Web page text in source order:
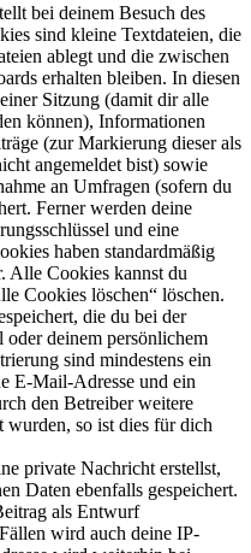
bei deinem Besuch des
sind kleine Textdateien, die
ablegt und die zwischen
erhalten bleiben. In diesen
Sitzung (damit dir alle
können), Informationen
(zur Markierung dieser als
angemeldet bist) sowie
an Umfragen (sofern du
Ferner werden deine
und eine
haben standardmäßig
Alle Cookies kannst du
Cookies löschen“ löschen.
die du bei der
deinem persönlichem
sind mindestens ein
E-Mail-Adresse und ein
den Betreiber weitere
wurden, so ist dies für dich
private Nachricht erstellst,
Daten ebenfalls gespeichert.
als Entwurf
wird auch deine IP-